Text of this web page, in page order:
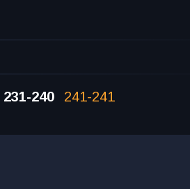
231-240 241-241